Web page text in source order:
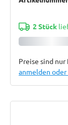
2 Stück
Preise sind
anmelden